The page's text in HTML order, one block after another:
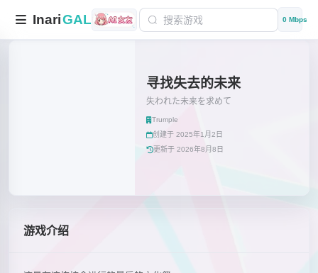
InariGAL 0 Mbps
寻找失去的未来
失われた未来を求めて
Trumple
创建于 2025年1月2日
更新于 2026年8月8日
游戏介绍